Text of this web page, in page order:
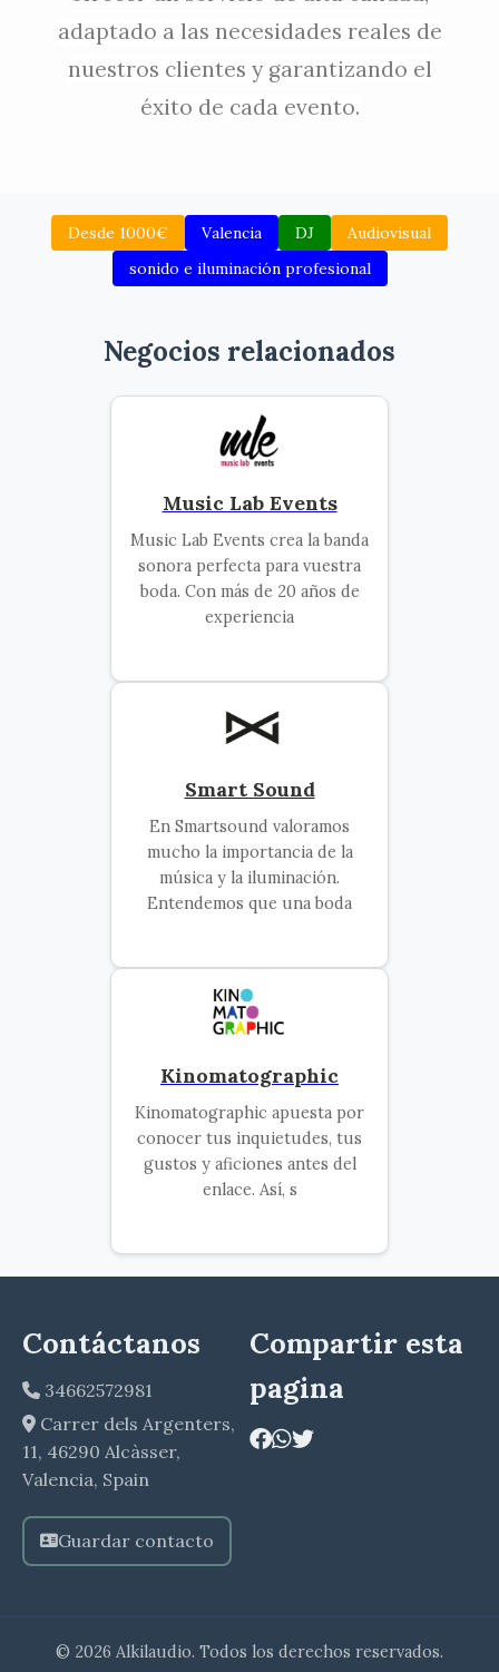
adaptado a las necesidades reales de
nuestros clientes y garantizando el
éxito de cada evento.
Desde 1000€ Valencia DJ
Audiovisual
sonido e iluminación profesional
Negocios relacionados
Music Lab Events
Music Lab Events crea la banda
sonora perfecta para vuestra
boda. Con más de 20 años de
experiencia
Smart Sound
En Smartsound valoramos
mucho la importancia de la
música y la iluminación.
Entendemos que una boda
Kinomatographic
Kinomatographic apuesta por
conocer tus inquietudes, tus
gustos y aficiones antes del
enlace. Así, s
Contáctanos
34662572981
Carrer dels Argenters,
11, 46290 Alcàsser,
Valencia, Spain
Guardar contacto
Compartir esta
pagina
© 2026 Alkilaudio. Todos los derechos reservados.